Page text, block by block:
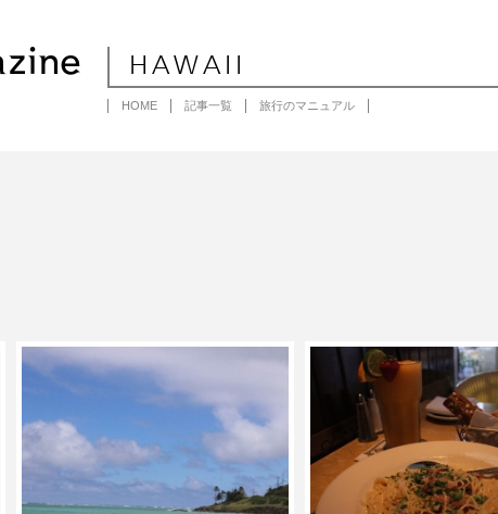
HAWAII
HOME 記事一覧 旅行のマニュアル